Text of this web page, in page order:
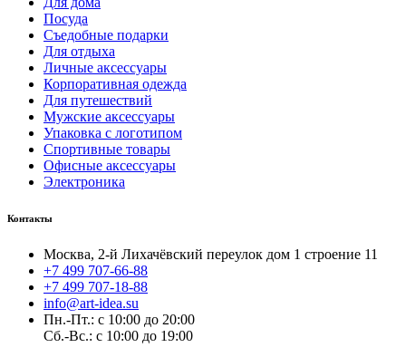
Посуда
Съедобные подарки
Для отдыха
Личные аксессуары
Корпоративная одежда
Для путешествий
Мужские аксессуары
Упаковка с логотипом
Спортивные товары
Офисные аксессуары
Электроника
Контакты
Москва, 2-й Лихачёвский переулок дом 1 строение 11
+7 499 707-66-88
+7 499 707-18-88
info@art-idea.su
Пн.-Пт.: с 10:00 до 20:00
Сб.-Вс.: с 10:00 до 19:00